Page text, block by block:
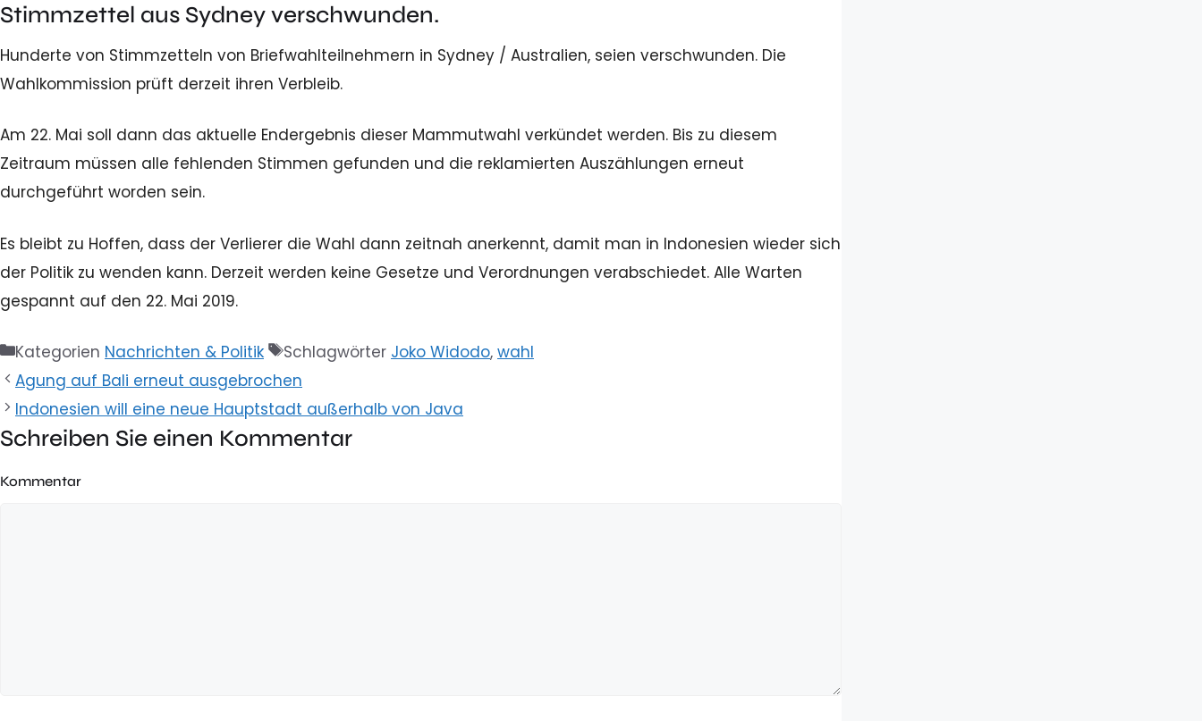
Stimmzettel aus Sydney verschwunden.
Hunderte von Stimmzetteln von Briefwahlteilnehmern in Sydney / Australien, seien verschwunden. Die
Wahlkommission prüft derzeit ihren Verbleib.
Am 22. Mai soll dann das aktuelle Endergebnis dieser Mammutwahl verkündet werden. Bis zu diesem
Zeitraum müssen alle fehlenden Stimmen gefunden und die reklamierten Auszählungen erneut
durchgeführt worden sein.
Es bleibt zu Hoffen, dass der Verlierer die Wahl dann zeitnah anerkennt, damit man in Indonesien wieder sich
der Politik zu wenden kann. Derzeit werden keine Gesetze und Verordnungen verabschiedet. Alle Warten
gespannt auf den 22. Mai 2019.
Kategorien Nachrichten & Politik Schlagwörter Joko Widodo, wahl
Agung auf Bali erneut ausgebrochen
Indonesien will eine neue Hauptstadt außerhalb von Java
Schreiben Sie einen Kommentar
Kommentar